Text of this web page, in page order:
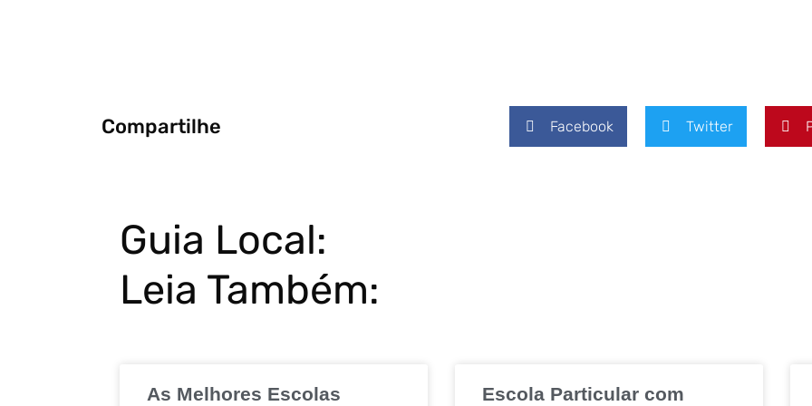
Compartilhe Facebook Twitter
Guia Local:
Leia Também:
As Melhores Escolas Escola Particular com